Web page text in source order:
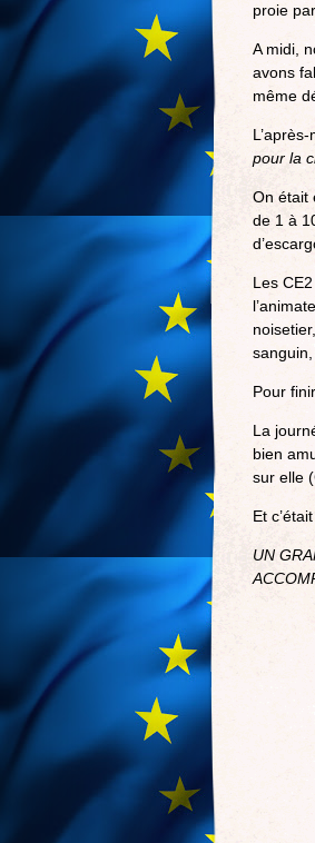
proie
A midi,
avons
même
pour la
On était
de 1 à
Les
Pour
La
bien
sur elle
Et
UN